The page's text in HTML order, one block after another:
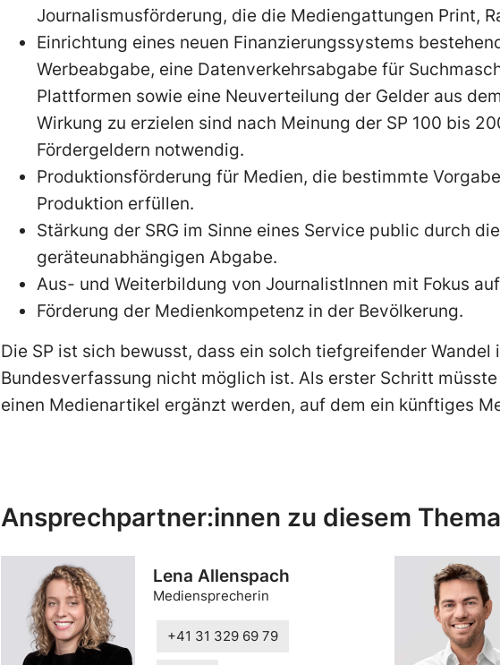
Journalismusförderung, die die Mediengattungen Print,
Einrichtung eines neuen Finanzierungssystems
Werbeabgabe, eine Datenverkehrsabgabe für
Plattformen sowie eine Neuverteilung der Gelder aus
Wirkung zu erzielen sind nach Meinung der SP 100 bis
Fördergeldern notwendig.
Produktionsförderung für Medien, die bestimmte
Produktion erfüllen.
Stärkung der SRG im Sinne eines Service public durch
geräteunabhängigen Abgabe.
Aus- und Weiterbildung von JournalistInnen mit Fokus
Förderung der Medienkompetenz in der Bevölkerung.
Die SP ist sich bewusst, dass ein solch tiefgreifender Wandel
Bundesverfassung nicht möglich ist. Als erster Schritt
einen Medienartikel ergänzt werden, auf dem ein künftiges
Ansprechpartner:innen zu diesem Thema
Lena Allenspach
Mediensprecherin
+41 31 329 69 79